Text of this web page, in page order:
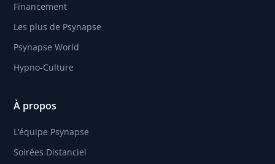
Financement
Les plus de Psynapse
Psynapse World
Hypno-Culture
À propos
L’équipe Psynapse
Soirées Distanciel